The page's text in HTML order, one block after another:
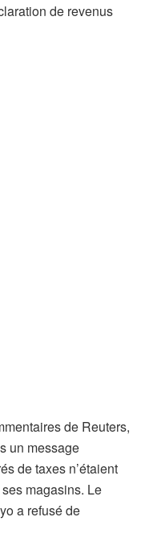
de revenus
de Reuters,
un message
de taxes n’étaient
magasins. Le
a refusé de